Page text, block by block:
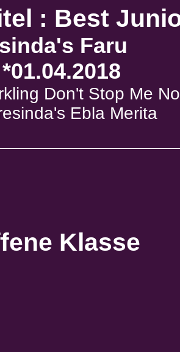
: Best
Faru
Don't Stop Me
Ebla Merita
Klasse